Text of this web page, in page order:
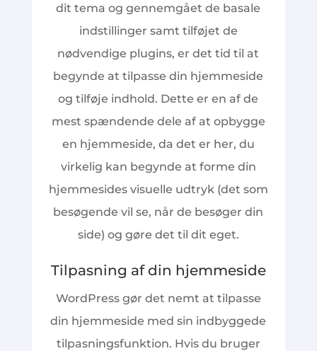
dit tema og gennemgået de basale
indstillinger samt tilføjet de
nødvendige plugins, er det tid til at
begynde at tilpasse din hjemmeside
og tilføje indhold. Dette er en af de
mest spændende dele af at opbygge
en hjemmeside, da det er her, du
virkelig kan begynde at forme din
hjemmesides visuelle udtryk (det som
besøgende vil se, når de besøger din
side) og gøre det til dit eget.
Tilpasning af din hjemmeside
WordPress gør det nemt at tilpasse
din hjemmeside med sin indbyggede
tilpasningsfunktion. Hvis du bruger